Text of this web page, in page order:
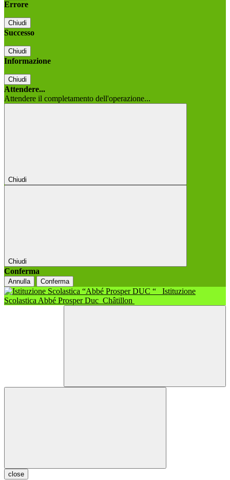
Errore
Chiudi
Successo
Chiudi
Informazione
Chiudi
Attendere...
Attendere il completamento dell'operazione...
Chiudi
Chiudi
Conferma
Annulla Conferma
Istituzione
Scolastica Abbé Prosper Duc Châtillon
close